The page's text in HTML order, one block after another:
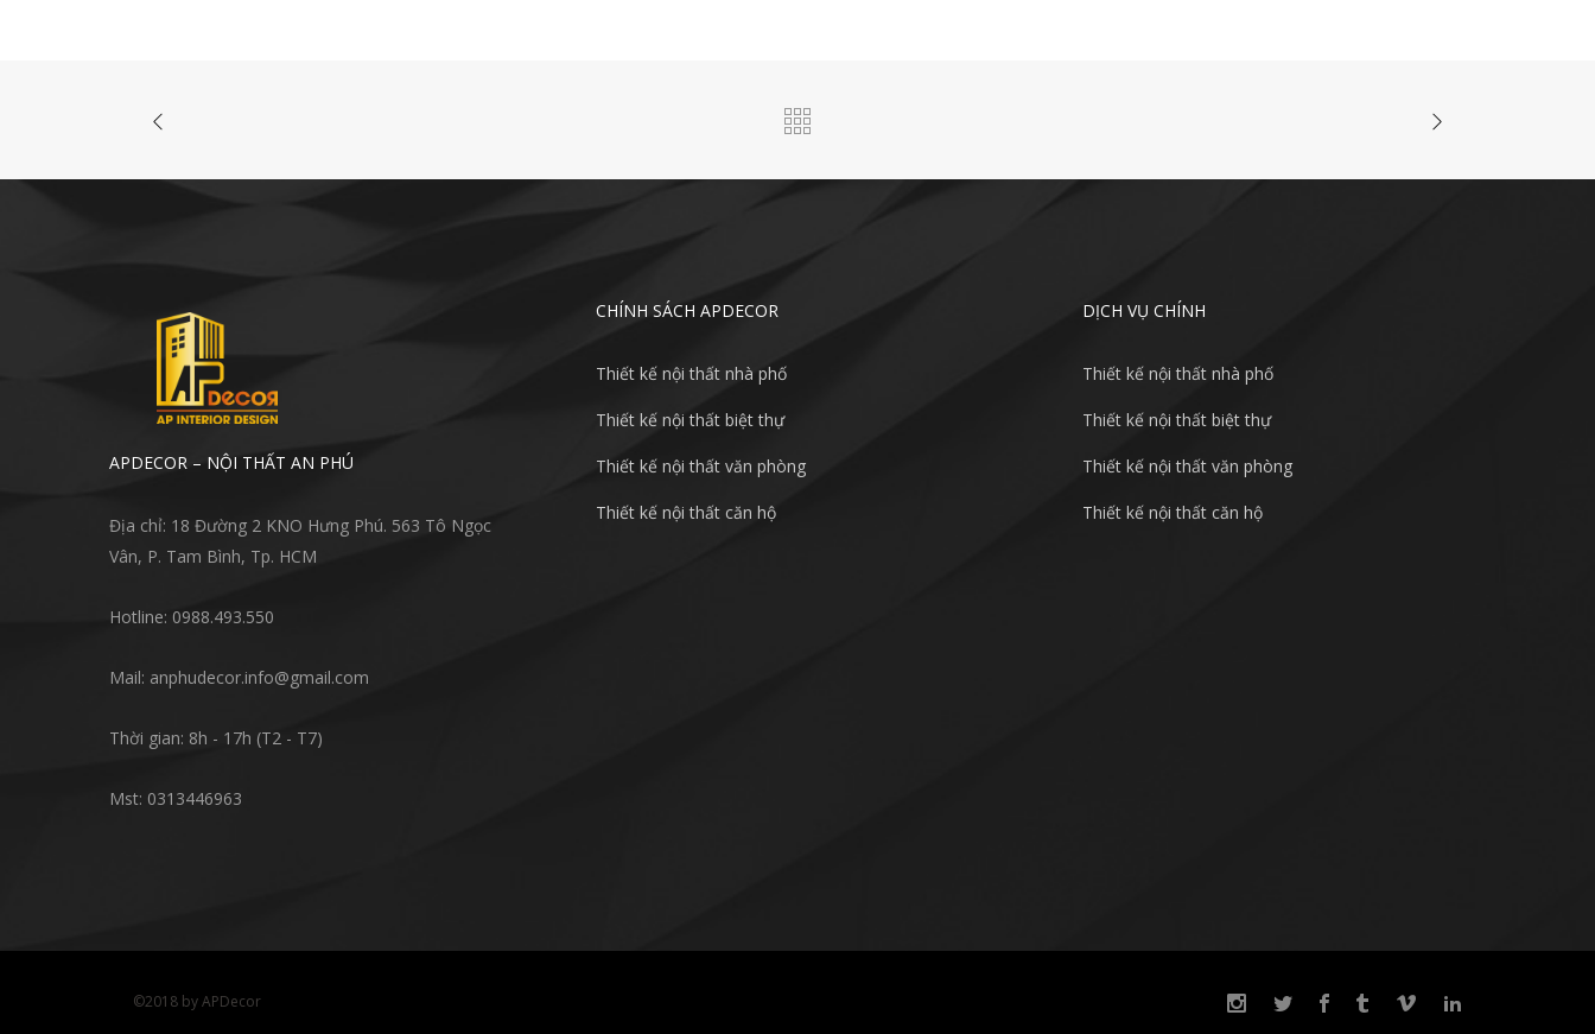
APDECOR – NỘI THẤT AN PHÚ
Địa chỉ: 18 Đường 2 KNO Hưng Phú. 563 Tô Ngọc
Vân, P. Tam Bình, Tp. HCM
Hotline: 0988.493.550
Mail: anphudecor.info@gmail.com
Thời gian: 8h - 17h (T2 - T7)
Mst: 0313446963
CHÍNH SÁCH APDECOR
Thiết kế nội thất nhà phố
Thiết kế nội thất biệt thự
Thiết kế nội thất văn phòng
Thiết kế nội thất căn hộ
DỊCH VỤ CHÍNH
Thiết kế nội thất nhà phố
Thiết kế nội thất biệt thự
Thiết kế nội thất văn phòng
Thiết kế nội thất căn hộ
©2018 by APDecor